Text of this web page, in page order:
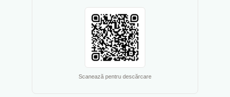
Scanează pentru descărcare